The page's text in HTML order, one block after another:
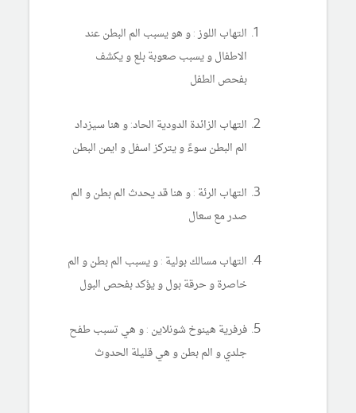
التهاب اللوز : و هو يسبب الم البطن عند
الاطفال و يسبب صعوبة بلع و يكشف
بفحص الطفل
التهاب الزائدة الدودية الحاد: و هنا سيزداد
الم البطن سوءً و يتركز اسفل و ايمن البطن
التهاب الرئة : و هنا قد يحدث الم بطن و الم
صدر مع سعال
التهاب مسالك بولية : و يسبب الم بطن و الم
خاصرة و حرقة بول و يؤكد بفحص البول
فرفرية هينوخ شونلاين : و هي تسبب طفح
جلدي و الم بطن و هي قليلة الحدوث